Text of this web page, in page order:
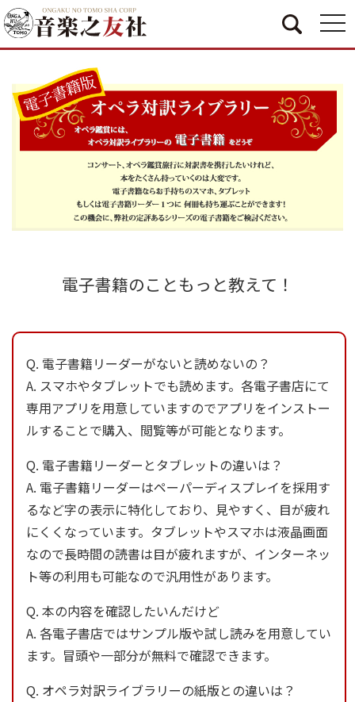
電子書籍のこともっと教えて！
Q. 電子書籍リーダーがないと読めないの？
A. スマホやタブレットでも読めます。各電子書店にて
専用アプリを用意していますのでアプリをインストー
ルすることで購入、閲覧等が可能となります。
Q. 電子書籍リーダーとタブレットの違いは？
A. 電子書籍リーダーはペーパーディスプレイを採用す
るなど字の表示に特化しており、見やすく、目が疲れ
にくくなっています。タブレットやスマホは液晶画面
なので長時間の読書は目が疲れますが、インターネッ
ト等の利用も可能なので汎用性があります。
Q. 本の内容を確認したいんだけど
A. 各電子書店ではサンプル版や試し読みを用意してい
ます。冒頭や一部分が無料で確認できます。
Q. オペラ対訳ライブラリーの紙版との違いは？